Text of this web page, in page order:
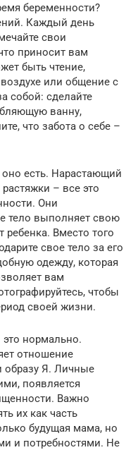
беременности?
Каждый день
свои
приносит вам
быть чтение,
или общение с
собой: сделайте
ванну,
что забота о себе –
есть. Нарастающий
– все это
Они
тело выполняет свою
Вместо того
свое тело за его
одежду, которая
вам
чтобы
своей жизни.
нормально.
отношение
образу Я. Личные
появляется
Важно
их как часть
будущая мама, но
и потребностями. Не